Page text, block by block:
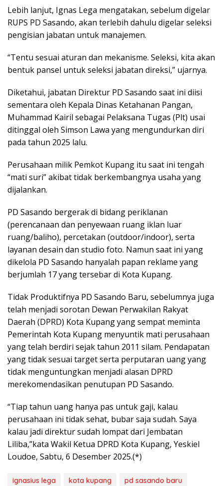
Lebih lanjut, Ignas Lega mengatakan, sebelum digelar
RUPS PD Sasando, akan terlebih dahulu digelar seleksi
pengisian jabatan untuk manajemen.
“Tentu sesuai aturan dan mekanisme. Seleksi, kita akan
bentuk pansel untuk seleksi jabatan direksi,” ujarnya.
Diketahui, jabatan Direktur PD Sasando saat ini diisi
sementara oleh Kepala Dinas Ketahanan Pangan,
Muhammad Kairil sebagai Pelaksana Tugas (Plt) usai
ditinggal oleh Simson Lawa yang mengundurkan diri
pada tahun 2025 lalu.
Perusahaan milik Pemkot Kupang itu saat ini tengah
“mati suri” akibat tidak berkembangnya usaha yang
dijalankan.
PD Sasando bergerak di bidang periklanan
(perencanaan dan penyewaan ruang iklan luar
ruang/baliho), percetakan (outdoor/indoor), serta
layanan desain dan studio foto. Namun saat ini yang
dikelola PD Sasando hanyalah papan reklame yang
berjumlah 17 yang tersebar di Kota Kupang.
Tidak Produktifnya PD Sasando Baru, sebelumnya juga
telah menjadi sorotan Dewan Perwakilan Rakyat
Daerah (DPRD) Kota Kupang yang sempat meminta
Pemerintah Kota Kupang menyuntik mati perusahaan
yang telah berdiri sejak tahun 2011 silam. Pendapatan
yang tidak sesuai target serta perputaran uang yang
tidak menguntungkan menjadi alasan DPRD
merekomendasikan penutupan PD Sasando.
“Tiap tahun uang hanya pas untuk gaji, kalau
perusahaan ini tidak sehat, bubar saja sudah. Saya
kalau jadi direktur sudah lompat dari Jembatan
Liliba,”kata Wakil Ketua DPRD Kota Kupang, Yeskiel
Loudoe, Sabtu, 6 Desember 2025.(*)
ignasius lega kota kupang pd sasando baru